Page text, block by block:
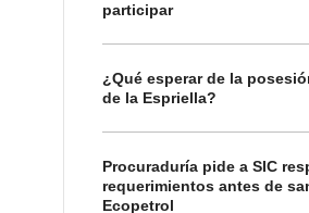
participar
¿Qué esperar de la
de la Espriella?
Procuraduría pide a SIC
requerimientos antes de
Ecopetrol